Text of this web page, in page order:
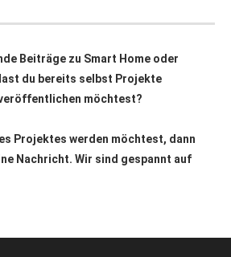
Beiträge zu Smart Home oder
du bereits selbst Projekte
möchtest?
Projektes werden möchtest, dann
Nachricht. Wir sind gespannt auf